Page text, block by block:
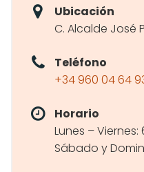
Ubicación
C. Alcalde José
Teléfono
+34 960 04 64
Horario
Lunes – Viernes:
Sábado y